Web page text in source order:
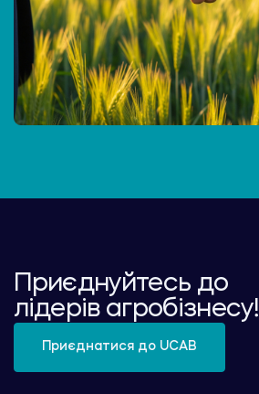
Приєднуйтесь до
лідерів агробізнесу!
Приєднатися до UCAB